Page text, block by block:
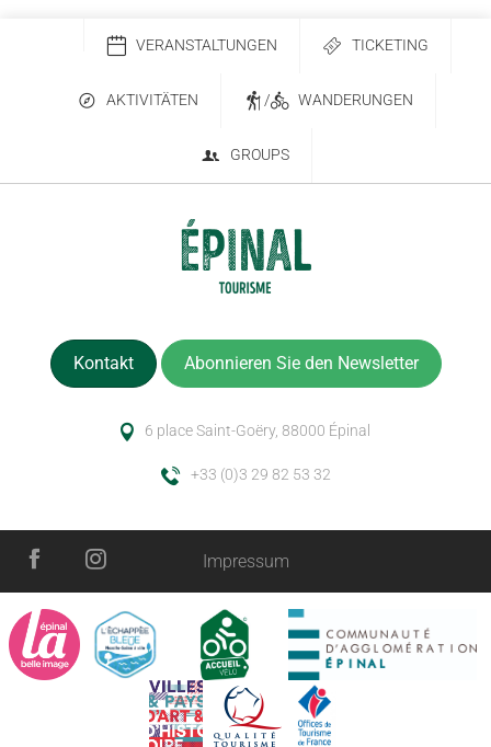
VERANSTALTUNGEN TICKETING
AKTIVITÄTEN / WANDERUNGEN
GROUPS
Kontakt Abonnieren Sie den Newsletter
6 place Saint-Goëry, 88000 Épinal
+33 (0)3 29 82 53 32
Impressum